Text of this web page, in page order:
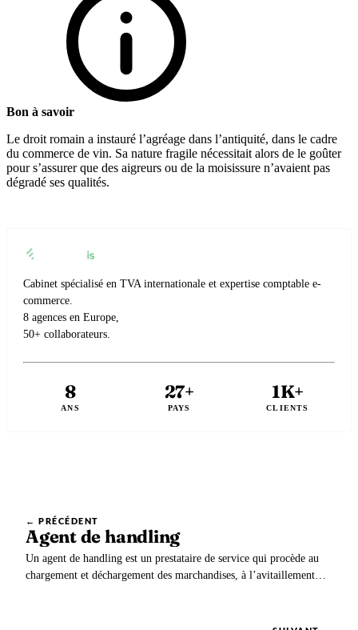
Bon à savoir
Le droit romain a instauré l’agréage dans l’antiquité, dans le cadre
du commerce de vin. Sa nature fragile nécessitait alors de le goûter
pour s’assurer que des aigreurs ou de la moisissure n’avaient pas
dégradé ses qualités.
Cabinet spécialisé en TVA internationale et expertise comptable e-
commerce.
8 agences en Europe,
50+ collaborateurs.
8
ANS
27+
PAYS
1K+
CLIENTS
← PRÉCÉDENT
Agent de handling
Un agent de handling est un prestataire de service qui procède au
chargement et déchargement des marchandises, à l’avitaillement